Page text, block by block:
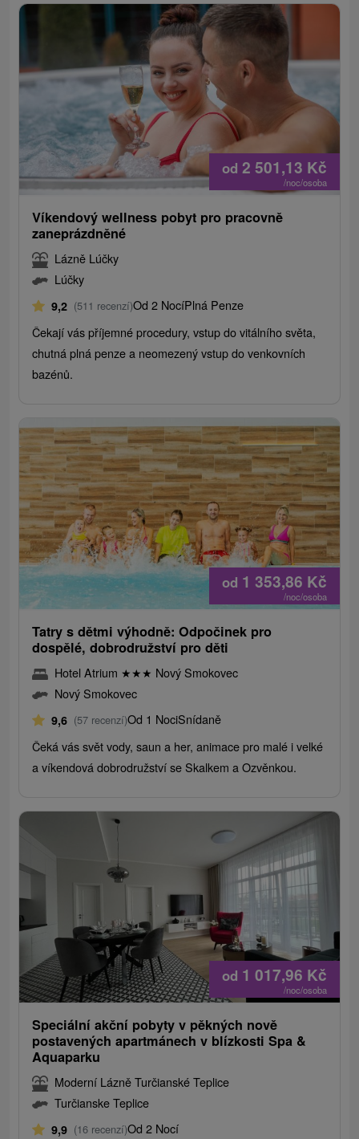
od 2 501,13 Kč
/noc/osoba
Víkendový wellness pobyt pro pracovně
zaneprázdněné
Lázně Lúčky
Lúčky
9,2 (511 recenzí)Od 2 NocíPlná Penze
Čekají vás příjemné procedury, vstup do vitálního světa,
chutná plná penze a neomezený vstup do venkovních
bazénů.
od 1 353,86 Kč
/noc/osoba
Tatry s dětmi výhodně: Odpočinek pro
dospělé, dobrodružství pro děti
Hotel Atrium ★★★ Nový Smokovec
Nový Smokovec
9,6 (57 recenzí)Od 1 NociSnídaně
Čeká vás svět vody, saun a her, animace pro malé i velké
a víkendová dobrodružství se Skalkem a Ozvěnkou.
od 1 017,96 Kč
/noc/osoba
Speciální akční pobyty v pěkných nově
postavených apartmánech v blízkosti Spa &
Aquaparku
Moderní Lázně Turčianské Teplice
Turčianske Teplice
9,9 (16 recenzí)Od 2 Nocí